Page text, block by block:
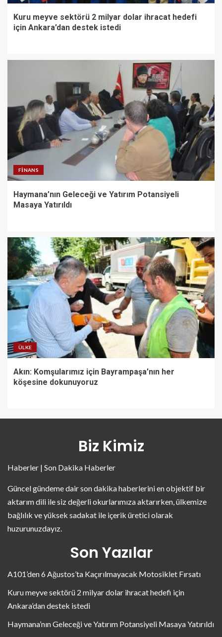
Kuru meyve sektörü 2 milyar dolar ihracat hedefi
için Ankara’dan destek istedi
FINANS
Haymana’nın Geleceği ve Yatırım Potansiyeli
Masaya Yatırıldı
ÜLKE
Akın: Komşularımız için Bayrampaşa’nın her
köşesine dokunuyoruz
Biz Kimiz
Haberler | Son Dakika Haberler
Güncel gündeme dair son dakika haberlerini en objektif bir
aktarım dili ile siz değerli okurlarımıza aktarırken, ülkemize
bağlılık ve yüksek sadakat ile içerik üretici olarak
huzurunuzdayız.
Son Yazılar
A101’den 6 Ağustos’ta Kaçırılmayacak Motosiklet Fırsatı
Kuru meyve sektörü 2 milyar dolar ihracat hedefi için
Ankara’dan destek istedi
Haymana’nın Geleceği ve Yatırım Potansiyeli Masaya Yatırıldı